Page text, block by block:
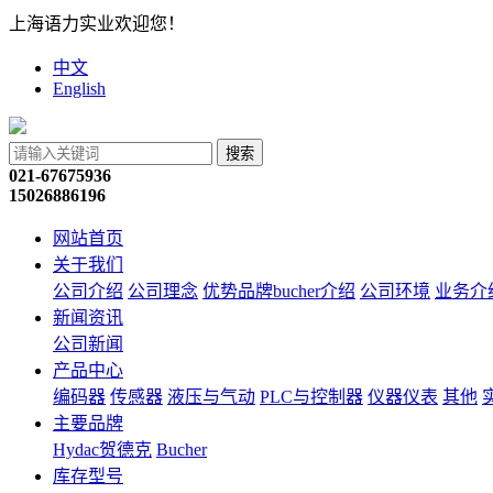
上海语力实业欢迎您！
中文
English
搜索
021-67675936
15026886196
网站首页
关于我们
公司介绍 公司理念 优势品牌bucher介绍 公司环境 业务介
新闻资讯
公司新闻
产品中心
编码器 传感器 液压与气动 PLC与控制器 仪器仪表 其他
主要品牌
Hydac贺德克 Bucher
库存型号